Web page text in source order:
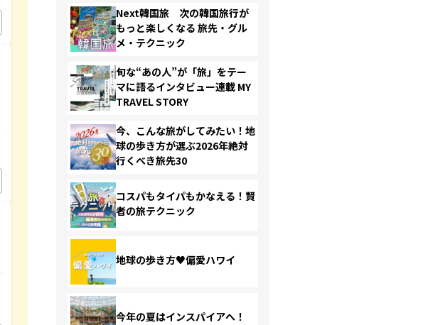
Next韓国旅 次の韓国旅行が
もっと楽しくなる 旅先・グル
メ・テクニック
旬な“あの人”が「旅」をテー
マに語るインタビュー連載 MY
TRAVEL STORY
今、こんな旅がしてみたい！地
球の歩き方が選ぶ2026年絶対
行くべき旅先30
コスパもタイパもかなえる！賢
者の旅テクニック
地球の歩き方♥偏愛ハワイ
今年の夏はインスパイアへ！